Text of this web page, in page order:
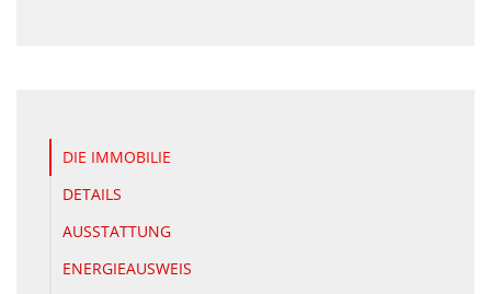
DIE IMMOBILIE
DETAILS
AUSSTATTUNG
ENERGIEAUSWEIS